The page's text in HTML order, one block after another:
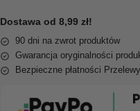
Dostawa od 8,99 zł!
90 dni na zwrot produktów
Gwarancja oryginalności
Bezpieczne płatności